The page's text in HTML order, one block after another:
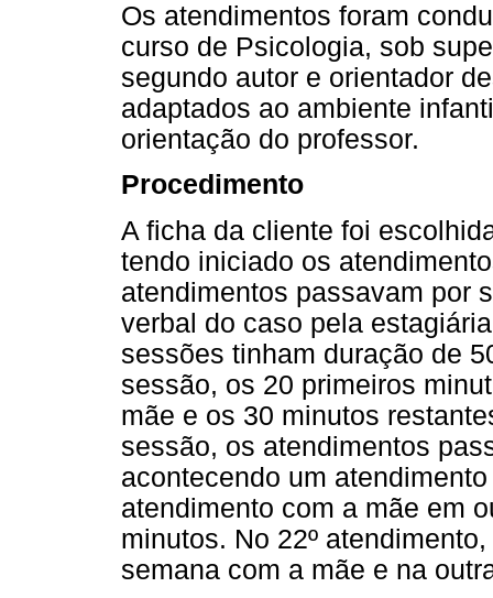
Os atendimentos foram
curso de Psicologia, sob
segundo autor e orientador
adaptados ao ambiente
orientação do professor.
Procedimento
A ficha da cliente foi
tendo iniciado os
atendimentos passavam por
verbal do caso pela
sessões tinham duração de
sessão, os 20 primeiros
mãe e os 30 minutos
sessão, os atendimentos
acontecendo um
atendimento com a mãe em
minutos. No 22º
semana com a mãe e na